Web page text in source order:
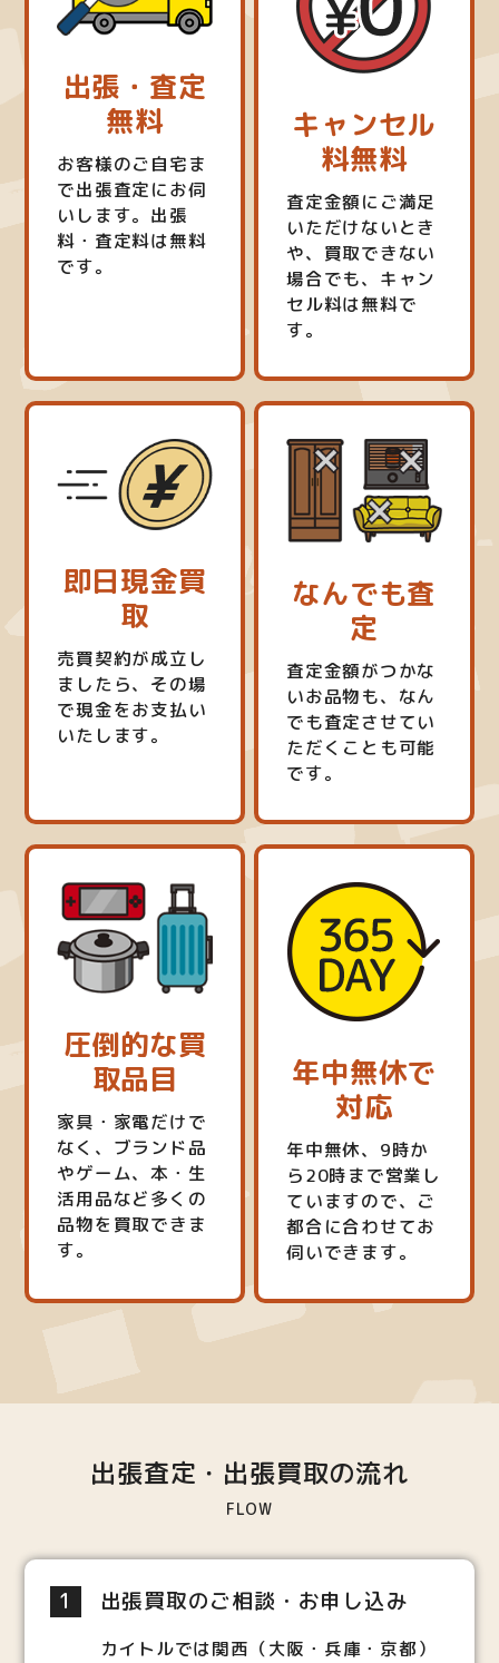
出張・査定
無料
お客様のご自宅ま
で出張査定にお伺
いします。出張
料・査定料は無料
です。
キャンセル
料無料
査定金額にご満足
いただけないとき
や、買取できない
場合でも、キャン
セル料は無料で
す。
即日現金買
取
売買契約が成立し
ましたら、その場
で現金をお支払い
いたします。
なんでも査
定
査定金額がつかな
いお品物も、なん
でも査定させてい
ただくことも可能
です。
圧倒的な買
取品目
家具・家電だけで
なく、ブランド品
やゲーム、本・生
活用品など多くの
品物を買取できま
す。
年中無休で
対応
年中無休、9時か
ら20時まで営業し
ていますので、ご
都合に合わせてお
伺いできます。
出張査定・出張買取の流れ
FLOW
1 出張買取のご相談・お申し込み
カイトルでは関西（大阪・兵庫・京都）